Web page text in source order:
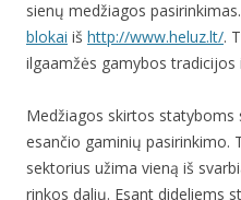
sienų medžiagos
blokai iš http://www.heluz.lt/.
ilgaamžės gamybos tradicijos
Medžiagos skirtos
esančio gaminių pasirinkimo.
sektorius užima vieną iš
rinkos dalių. Esant dideliems